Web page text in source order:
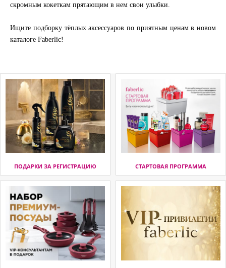
скромным кокеткам прятающим в нем свои улыбки.
Ищите подборку тёплых аксессуаров по приятным ценам в новом
каталоге Faberlic!
ПОДАРКИ ЗА РЕГИСТРАЦИЮ СТАРТОВАЯ ПРОГРАММА